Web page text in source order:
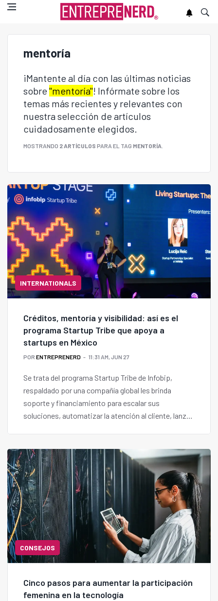
mentoría
¡Mantente al día con las últimas noticias
sobre "mentoría"! Infórmate sobre los
temas más recientes y relevantes con
nuestra selección de artículos
cuidadosamente elegidos.
MOSTRANDO 2 ARTÍCULOS PARA EL TAG MENTORÍA
INTERNATIONALS
Créditos, mentoría y visibilidad: así es el
programa Startup Tribe que apoya a
startups en México
POR ENTREPRENERD 11:31 AM, JUN 27
Se trata del programa Startup Tribe de Infobip,
respaldado por una compañía global les brinda
soporte y financiamiento para escalar sus
soluciones, automatizar la atención al cliente, lanzar
CONSEJOS
Cinco pasos para aumentar la participación
femenina en la tecnología